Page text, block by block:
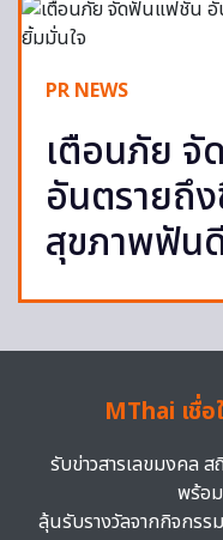
PR NEWS
เตือนภัย
อันตรายถึ
สุขภาพฟัน
MThai เชื่อ
รับข่าวสารเลขมงคล ส
พร้อ
ลุ้นรับรางวัลจากกิจกรร